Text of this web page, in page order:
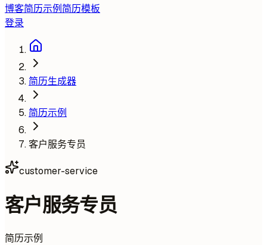
博客简历示例 简历模板
登录
简历生成器
简历示例
客户服务专员
customer-service
客户服务专员
简历示例